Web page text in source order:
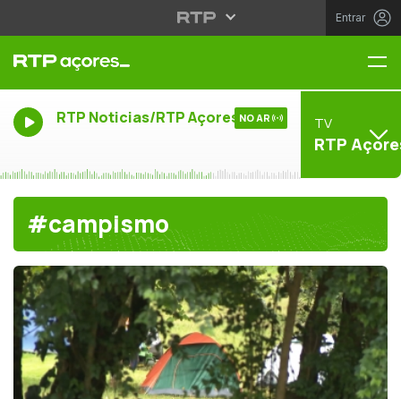
Entrar
RTP Noticias/RTP Açores NO AR TV
RTP
#campismo